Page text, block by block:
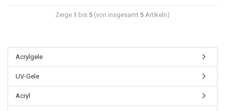
Zeige 1 bis 5 (von insgesamt 5 Artikeln)
Acrylgele
UV-Gele
Acryl